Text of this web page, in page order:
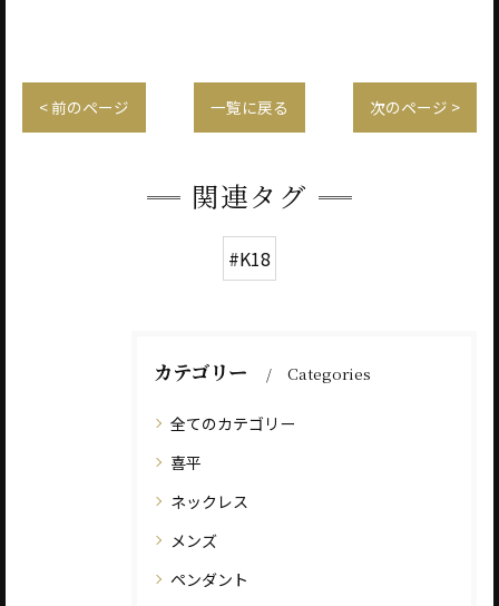
< 前のページ 一覧に戻る 次のページ >
関連タグ
#K18
カテゴリー Categories
全てのカテゴリー
喜平
ネックレス
メンズ
ペンダント